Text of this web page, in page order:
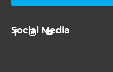
Social Media